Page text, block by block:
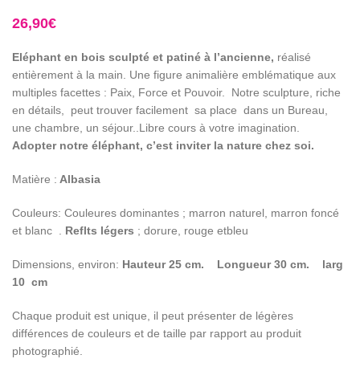
26,90€
Eléphant en bois sculpté et patiné à l’ancienne, réalisé
entièrement à la main. Une figure animalière emblématique aux
multiples facettes : Paix, Force et Pouvoir. Notre sculpture, riche
en détails, peut trouver facilement sa place dans un Bureau,
une chambre, un séjour..Libre cours à votre imagination.
Adopter notre éléphant, c’est inviter la nature chez soi.
Matière : Albasia
Couleurs: Couleures dominantes ; marron naturel, marron foncé
et blanc . Reflts légers ; dorure, rouge etbleu
Dimensions, environ: Hauteur 25 cm. Longueur 30 cm. larg
10 cm
Chaque produit est unique, il peut présenter de légères
différences de couleurs et de taille par rapport au produit
photographié.